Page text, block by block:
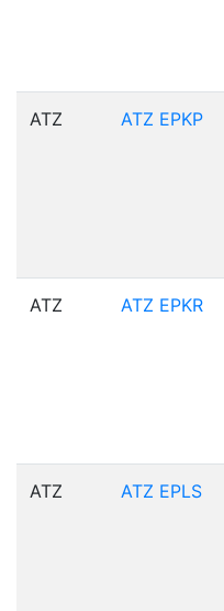
ATZ ATZ EPKP
ATZ ATZ EPKR
ATZ ATZ EPLS